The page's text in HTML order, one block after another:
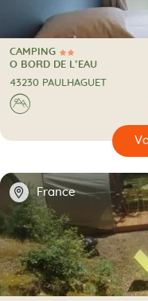
2 Étoiles
CAMPING
CAMPING
O BORD DE L’EAU
43230 PAULHAGUET
A la montagne
⛰
🔍
📍 France